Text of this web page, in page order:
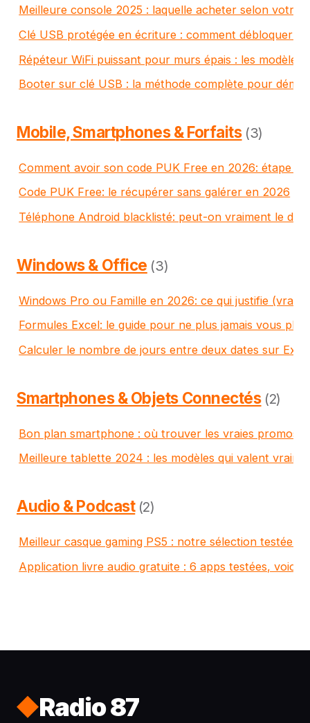
Meilleure console 2025 : laquelle acheter selon votre
Clé USB protégée en écriture : comment débloquer
Répéteur WiFi puissant pour murs épais : les
Booter sur clé USB : la méthode complète pour
Mobile, Smartphones & Forfaits (3)
Comment avoir son code PUK Free en 2026: étape
Code PUK Free: le récupérer sans galérer en 2026
Téléphone Android blacklisté: peut-on vraiment le
Windows & Office (3)
Windows Pro ou Famille en 2026: ce qui justifie
Formules Excel: le guide pour ne plus jamais vous
Calculer le nombre de jours entre deux dates sur
Smartphones & Objets Connectés (2)
Bon plan smartphone : où trouver les vraies promos
Meilleure tablette 2024 : les modèles qui valent
Audio & Podcast (2)
Meilleur casque gaming PS5 : notre sélection testée
Application livre audio gratuite : 6 apps testées, voici
Radio 87